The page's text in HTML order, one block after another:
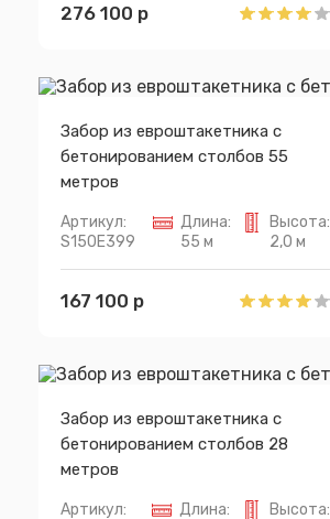
276 100 р
Забор из евроштакетника с
бетонированием столбов 55
метров
Артикул:
S150E399
Длина:
55 м
Высота:
2,0 м
167 100 р
Забор из евроштакетника с
бетонированием столбов 28
метров
Артикул: Длина: Высота: